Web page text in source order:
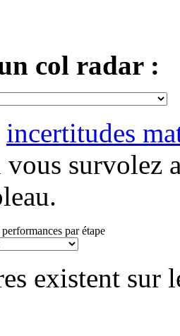
col radar :
incertitudes
survolez
par étape
existent sur